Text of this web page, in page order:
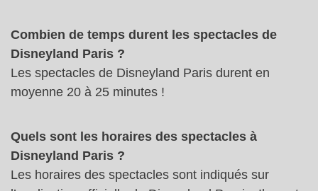
Combien de temps durent les spectacles de
Disneyland Paris ?
Les spectacles de Disneyland Paris durent en
moyenne 20 à 25 minutes !
Quels sont les horaires des spectacles à
Disneyland Paris ?
Les horaires des spectacles sont indiqués sur